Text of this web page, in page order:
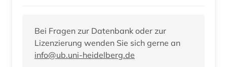
Bei Fragen zur Datenbank oder zur
Lizenzierung wenden Sie sich gerne an
info@ub.uni-heidelberg.de